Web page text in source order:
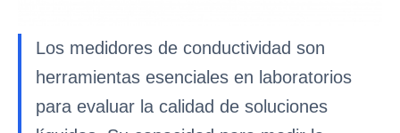
Los medidores de conductividad son
herramientas esenciales en laboratorios
para evaluar la calidad de soluciones